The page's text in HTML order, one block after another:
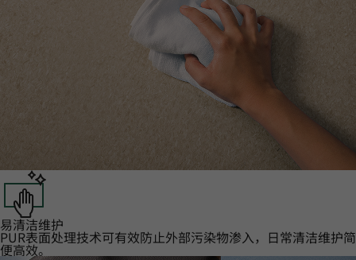
易清洁维护‌
PUR表面处理技术可有效防止外部污染物渗入，日常清洁维护简
便高效。